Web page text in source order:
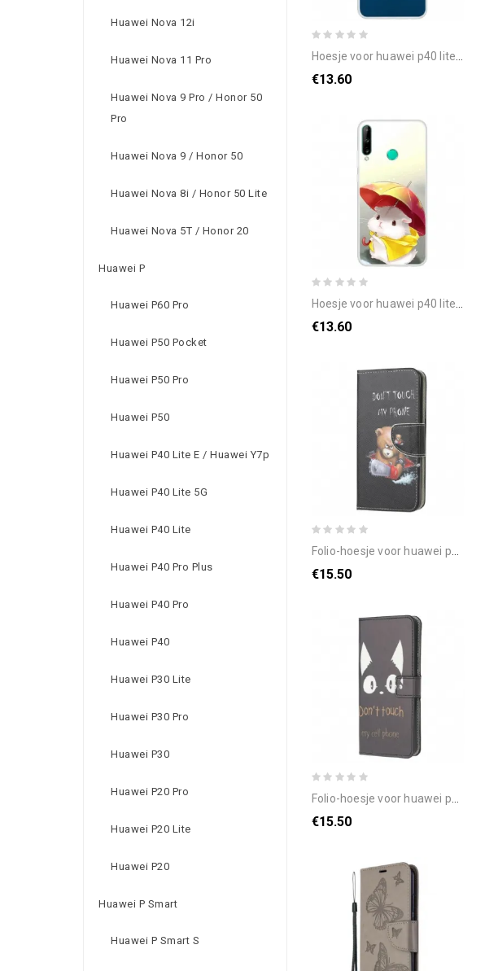
Huawei Nova 12i
Huawei Nova 11 Pro
Huawei Nova 9 Pro / Honor 50
Pro
Huawei Nova 9 / Honor 50
Huawei Nova 8i / Honor 50 Lite
Huawei Nova 5T / Honor 20
Huawei P
Huawei P60 Pro
Huawei P50 Pocket
Huawei P50 Pro
Huawei P50
Huawei P40 Lite E / Huawei Y7p
Huawei P40 Lite 5G
Huawei P40 Lite
Huawei P40 Pro Plus
Huawei P40 Pro
Huawei P40
Huawei P30 Lite
Huawei P30 Pro
Huawei P30
Huawei P20 Pro
Huawei P20 Lite
Huawei P20
Huawei P Smart
Huawei P Smart S
hoesje voor huawei p40 lite e / huawei y7p waterdruppel
€13.60
hoesje voor huawei p40 lite e / huawei y7p hamster in de regen
€13.60
folio-hoesje voor huawei p40 lite e / huawei y7p gevaarlijke beer
€15.50
folio-hoesje voor huawei p40 lite e / huawei y7p raak mijn mobiele telefoon niet aan
€15.50